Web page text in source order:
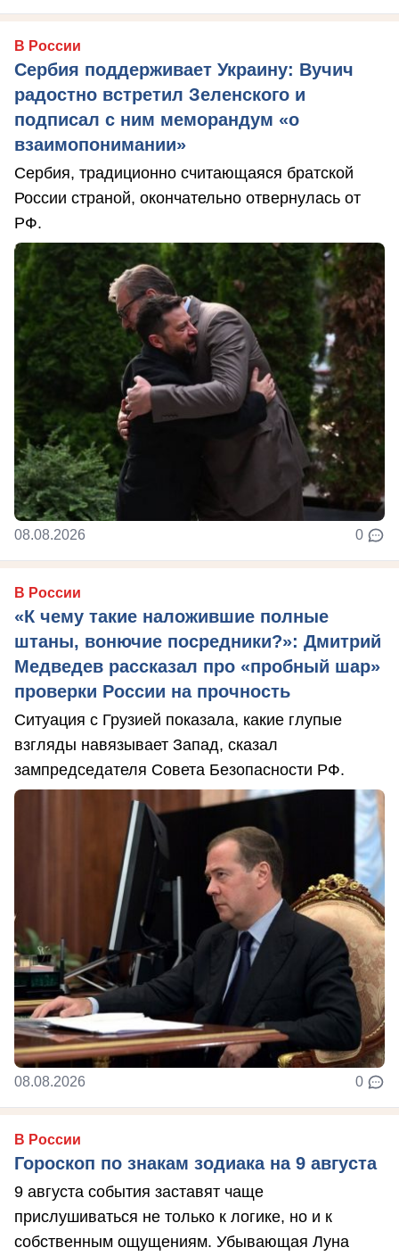
В России
Сербия поддерживает Украину: Вучич
радостно встретил Зеленского и
подписал с ним меморандум «о
взаимопонимании»
Сербия, традиционно считающаяся братской
России страной, окончательно отвернулась от
РФ.
08.08.2026 0
В России
«К чему такие наложившие полные
штаны, вонючие посредники?»: Дмитрий
Медведев рассказал про «пробный шар»
проверки России на прочность
Ситуация с Грузией показала, какие глупые
взгляды навязывает Запад, сказал
зампредседателя Совета Безопасности РФ.
08.08.2026 0
В России
Гороскоп по знакам зодиака на 9 августа
9 августа события заставят чаще
прислушиваться не только к логике, но и к
собственным ощущениям. Убывающая Луна